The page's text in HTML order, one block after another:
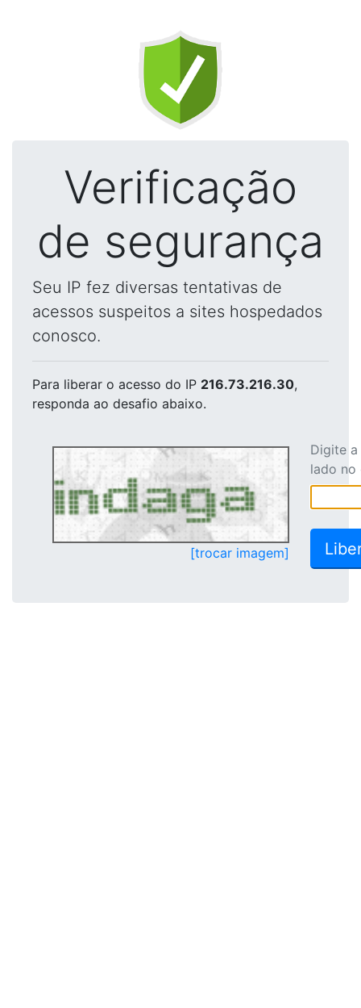
Verificação
de segurança
Seu IP fez diversas tentativas de
acessos suspeitos a sites hospedados
conosco.
Para liberar o acesso do IP 216.73.216.30,
responda ao desafio abaixo.
[trocar imagem]
Digite
lado no